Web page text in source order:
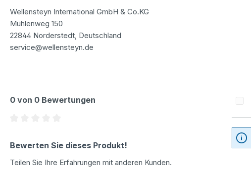
Wellensteyn International GmbH & Co.KG
Mühlenweg 150
22844 Norderstedt, Deutschland
service@wellensteyn.de
0 von 0 Bewertungen
Bewerten Sie dieses Produkt!
Teilen Sie Ihre Erfahrungen mit anderen Kunden.